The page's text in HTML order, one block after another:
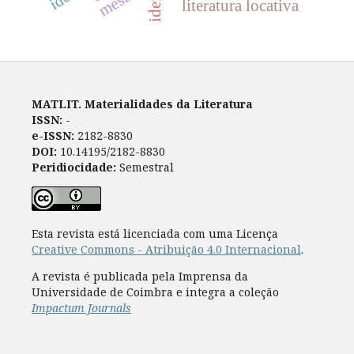
literatura locativa
MATLIT. Materialidades da Literatura
ISSN: -
e-ISSN: 2182-8830
DOI: 10.14195/2182-8830
Peridiocidade: Semestral
Esta revista está licenciada com uma Licença
Creative Commons - Atribuição 4.0 Internacional.
A revista é publicada pela Imprensa da
Universidade de Coimbra e integra a coleção
Impactum Journals